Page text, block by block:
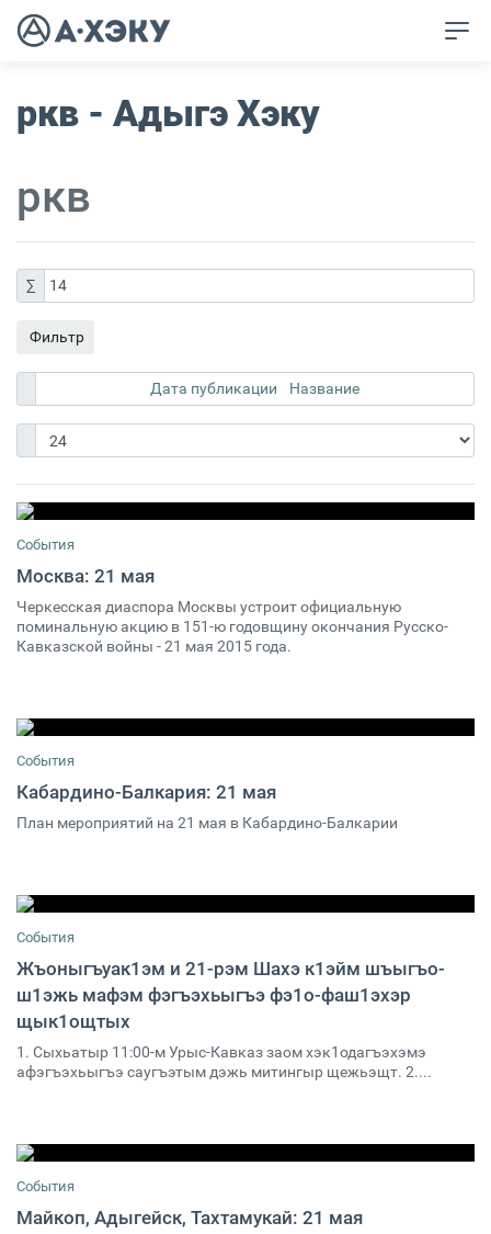
ркв - Адыгэ Хэку
ркв
∑ 14
Фильтр
Дата публикации Название
21 мая 2015 18:00
События
Москва: 21 мая
Черкесская диаспора Москвы устроит официальную
поминальную акцию в 151-ю годовщину окончания Русско-
Кавказской войны - 21 мая 2015 года.
20 мая 2015 19:00
События
Кабардино-Балкария: 21 мая
План мероприятий на 21 мая в Кабардино-Балкарии
21 мая 2015 10:00
События
Жъоныгъуак1эм и 21-рэм Шахэ к1эйм шъыгъо-
ш1эжь мафэм фэгъэхьыгъэ фэ1о-фаш1эхэр
щык1ощтых
1. Сыхьатыр 11:00-м Урыс-Кавказ заом хэк1одагъэхэмэ
афэгъэхьыгъэ саугъэтым дэжь митингыр щежьэщт. 2....
События
Майкоп, Адыгейск, Тахтамукай: 21 мая